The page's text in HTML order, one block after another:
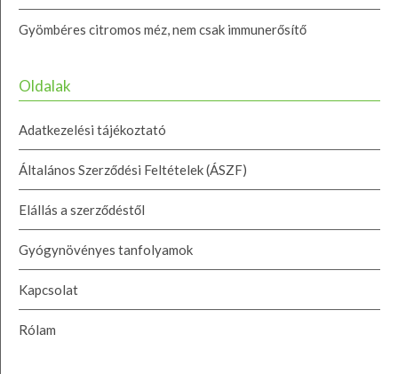
Gyömbéres citromos méz, nem csak immunerősítő
Oldalak
Adatkezelési tájékoztató
Általános Szerződési Feltételek (ÁSZF)
Elállás a szerződéstől
Gyógynövényes tanfolyamok
Kapcsolat
Rólam